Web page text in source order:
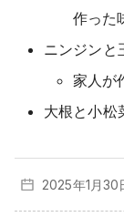
作った
ニンジンと
家人が
大根と小松
2025年1月30